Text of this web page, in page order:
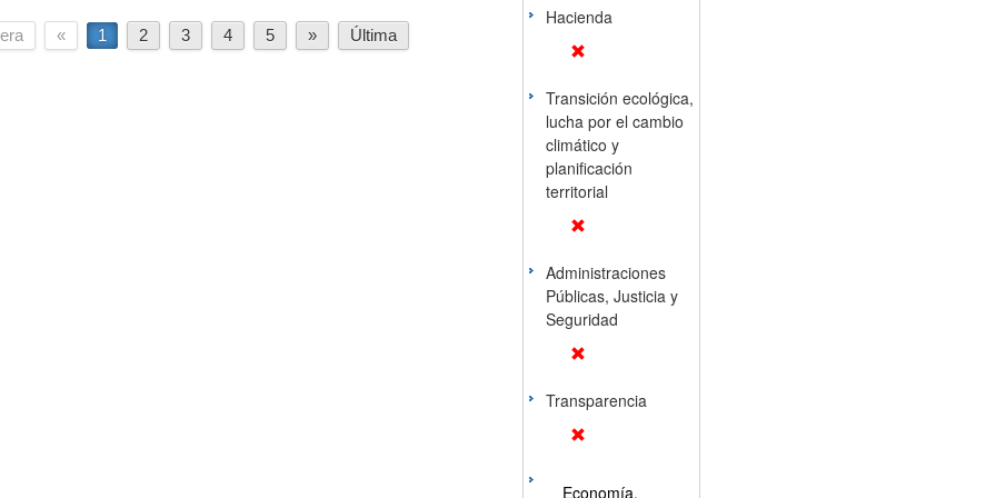
« 1 2 3 4 5 » Última
Hacienda
Transición ecológica,
lucha por el cambio
climático y
planificación
territorial
Administraciones
Públicas, Justicia y
Seguridad
Transparencia
Economía,